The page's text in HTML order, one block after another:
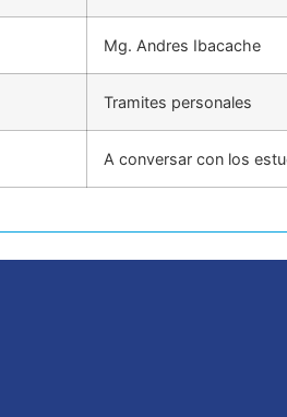
Mg. Andres Ibacache
Tramites personales
A conversar con los